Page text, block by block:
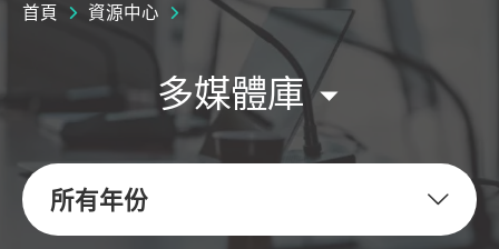
首頁 資源中心
多媒體庫
所有年份